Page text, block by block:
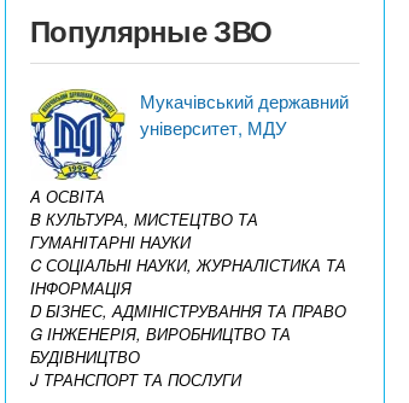
Популярные ЗВО
Мукачівський державний
університет, МДУ
A ОСВІТА
B КУЛЬТУРА, МИСТЕЦТВО ТА
ГУМАНІТАРНІ НАУКИ
C СОЦІАЛЬНІ НАУКИ, ЖУРНАЛІСТИКА ТА
ІНФОРМАЦІЯ
D БІЗНЕС, АДМІНІСТРУВАННЯ ТА ПРАВО
G ІНЖЕНЕРІЯ, ВИРОБНИЦТВО ТА
БУДІВНИЦТВО
J ТРАНСПОРТ ТА ПОСЛУГИ